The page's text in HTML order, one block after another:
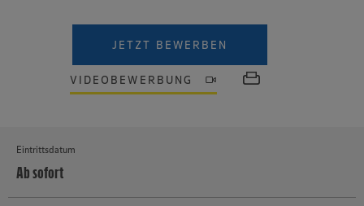
JETZT BEWERBEN
VIDEOBEWERBUNG
Eintrittsdatum
Ab sofort